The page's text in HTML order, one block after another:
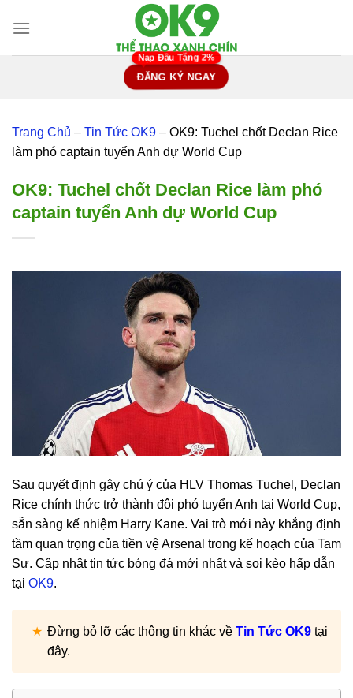
đến
ĐĂNG KÝ NGAY
Trang Chủ – Tin Tức OK9 – OK9: Tuchel chốt Declan Rice
làm phó captain tuyển Anh dự World Cup
OK9: Tuchel chốt Declan Rice làm phó
captain tuyển Anh dự World Cup
Sau quyết định gây chú ý của HLV Thomas Tuchel, Declan
Rice chính thức trở thành đội phó tuyển Anh tại World Cup,
sẵn sàng kế nhiệm Harry Kane. Vai trò mới này khẳng định
tầm quan trọng của tiền vệ Arsenal trong kế hoạch của Tam
Sư. Cập nhật tin tức bóng đá mới nhất và soi kèo hấp dẫn
tại OK9.
Đừng bỏ lỡ các thông tin khác về Tin Tức OK9 tại
đây.